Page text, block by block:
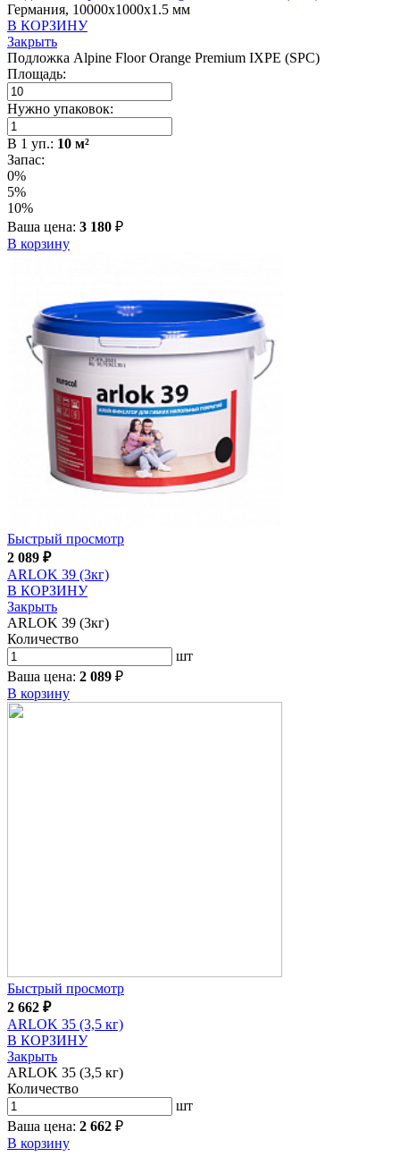
Германия, 10000x1000x1.5 мм
В КОРЗИНУ
Закрыть
Подложка Alpine Floor Orange Premium IXPE (SPC)
Площадь:
Нужно упаковок:
В 1 уп.: 10 м²
Запас:
0%
5%
10%
Ваша цена: 3 180 ₽
В корзину
Быстрый просмотр
2 089 ₽
ARLOK 39 (3кг)
В КОРЗИНУ
Закрыть
ARLOK 39 (3кг)
Количество
шт
Ваша цена: 2 089 ₽
В корзину
Быстрый просмотр
2 662 ₽
ARLOK 35 (3,5 кг)
В КОРЗИНУ
Закрыть
ARLOK 35 (3,5 кг)
Количество
шт
Ваша цена: 2 662 ₽
В корзину